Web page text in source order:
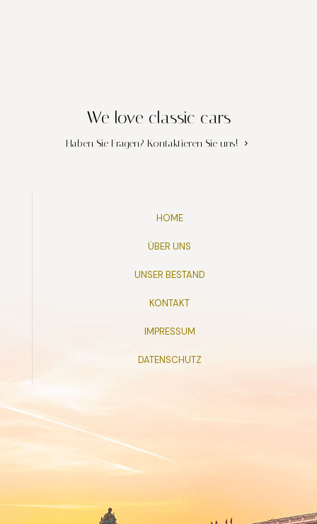
We love classic cars
Haben Sie Fragen? Kontaktieren Sie uns!
HOME
ÜBER UNS
UNSER BESTAND
KONTAKT
IMPRESSUM
DATENSCHUTZ